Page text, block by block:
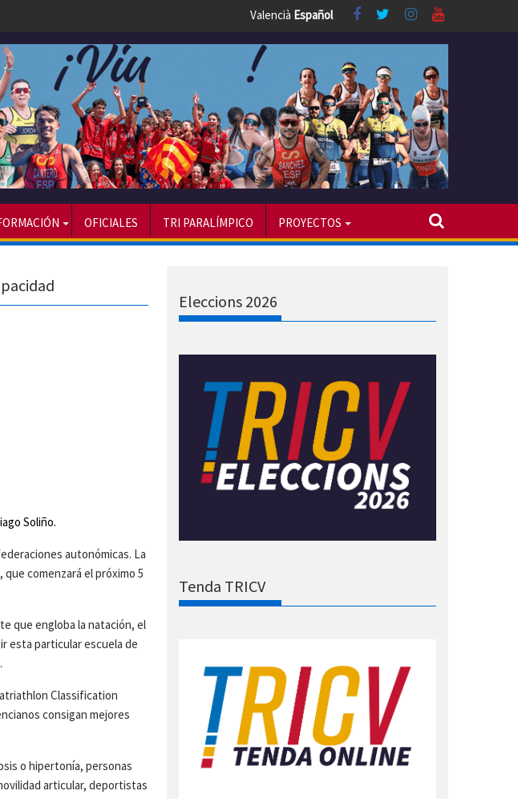
la fecha Valencià Español
OFICIALES TRI PARALÍMPICO PROYECTOS
Soliño.
autonómicas. La
comenzará el próximo 5
que engloba la natación, el
esta particular escuela de
Classification
consigan mejores
o hipertonía, personas
articular, deportistas
Eleccions 2026
Tenda TRICV